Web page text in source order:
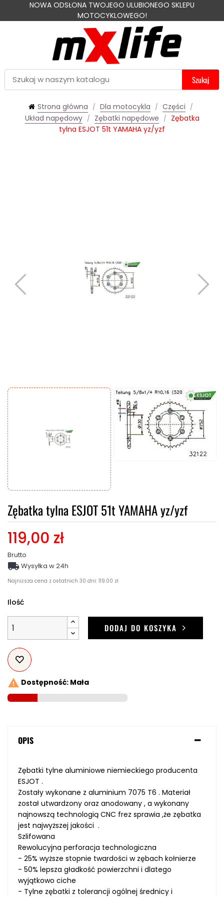
NOWA ODSŁONA TWOJEGO ULUBIONEGO SKLEPU
MOTOCYKLOWEGO!
Szukaj
Strona główna Dla motocykla
Części
Układ napędowy
Zębatki napędowe
Zębatka
tylna ESJOT 51t YAMAHA yz/yzf
Zębatka tylna ESJOT 51t YAMAHA yz/yzf
119,00 zł
Brutto
Najniższa cena z ostatnich 30 dni: 119.00 zł
 Wysyłka w 24h
Ilość
DODAJ DO KOSZYKA
 Dostępność: Mała
OPIS
Zębatki tylne aluminiowe niemieckiego producenta
ESJOT .
Zostały wykonane z aluminium 7075 T6 . Materiał
został utwardzony oraz anodowany , a wykonany
najnowszą technologią CNC frez sprawia ,że zębatka
jest najwyższej jakości .
Szlifowana
Rewolucyjna perforacja technologiczna
- 25% wyższe stopnie twardości w zębach kołnierze
- 50% lepsza gładkość powierzchni i dlatego
wyjątkowo ciche
- Tylne zębatki z tolerancji ogólnej średnicy i